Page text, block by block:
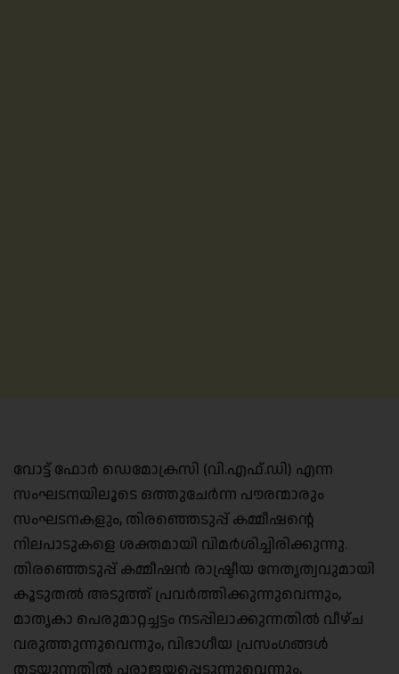
വോട്ട് ഫോർ ഡെമോക്രസി (വി.എഫ്.ഡി) എന്ന
സംഘടനയിലൂടെ ഒത്തുചേർന്ന പൗരന്മാരും
സംഘടനകളും, തിരഞ്ഞെടുപ്പ് കമ്മീഷന്റെ
നിലപാടുകളെ ശക്തമായി വിമർശിച്ചിരിക്കുന്നു.
തിരഞ്ഞെടുപ്പ് കമ്മീഷൻ രാഷ്ട്രീയ നേതൃത്വവുമായി
കൂടുതൽ അടുത്ത് പ്രവർത്തിക്കുന്നുവെന്നും,
മാതൃകാ പെരുമാറ്റച്ചട്ടം നടപ്പിലാക്കുന്നതിൽ വീഴ്ച
വരുത്തുന്നുവെന്നും, വിഭാഗീയ പ്രസംഗങ്ങൾ
തടയുന്നതിൽ പരാജയപ്പെടുന്നുവെന്നും,